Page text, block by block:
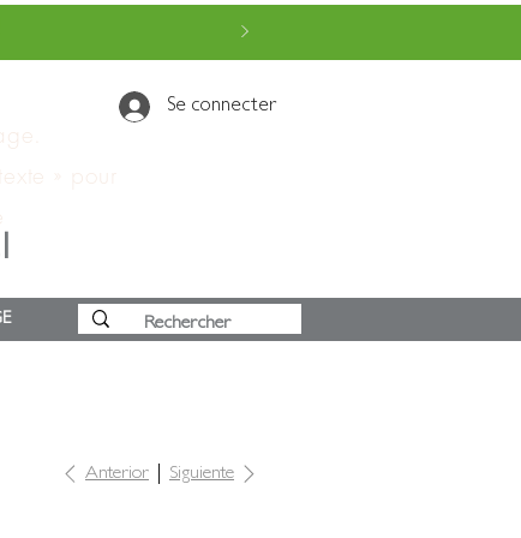
» pour
Se connecter
Anterior Siguiente